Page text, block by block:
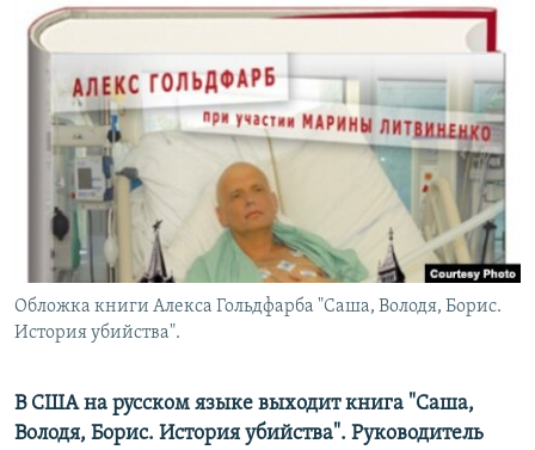
поискуСЕВЕР.РЕАЛИИ
СИБИРЬ.РЕАЛИИ
РАСПИСАНИЕ ВЕЩАНИЯ
ПОДПИШИТЕСЬ НА РАССЫЛКУ
СОЦИАЛЬНЫЕ СЕТИ
Обложка книги Алекса Гольдфарба "Саша, Володя, Борис.
История убийства".
В США на русском языке выходит книга "Саша,
Володя, Борис. История убийства". Руководитель